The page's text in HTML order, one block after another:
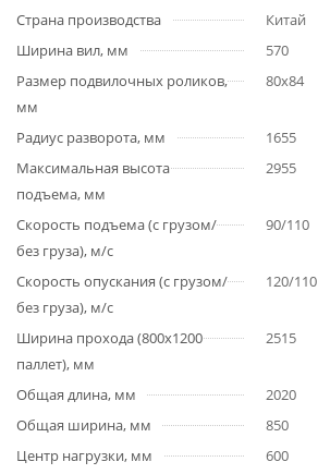
Страна производства
Китай
Ширина вил, мм
570
Размер подвилочных роликов,
мм
80х84
Радиус разворота, мм
1655
Максимальная высота
подъема, мм
2955
Скорость подъема (с грузом/
без груза), м/с
90/110
Скорость опускания (с грузом/
без груза), м/с
120/110
Ширина прохода (800х1200
паллет), мм
2515
Общая длина, мм
2020
Общая ширина, мм
850
Центр нагрузки, мм
600